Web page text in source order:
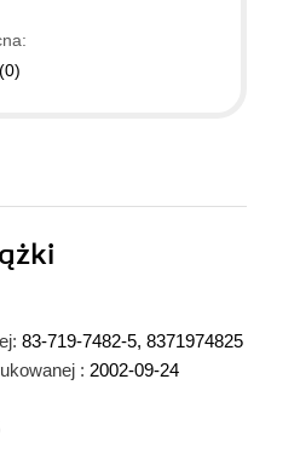
(0)
83-719-7482-5, 8371974825
: 2002-09-24